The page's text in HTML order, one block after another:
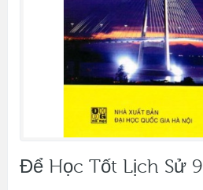
Để Học Tốt Lịch Sử 9